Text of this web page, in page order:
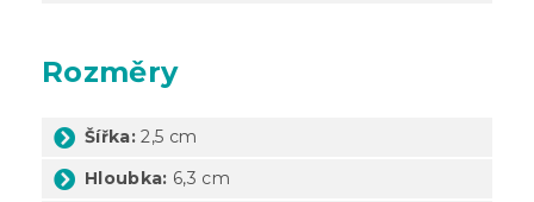
Rozměry
Šířka: 2,5 cm
Hloubka: 6,3 cm